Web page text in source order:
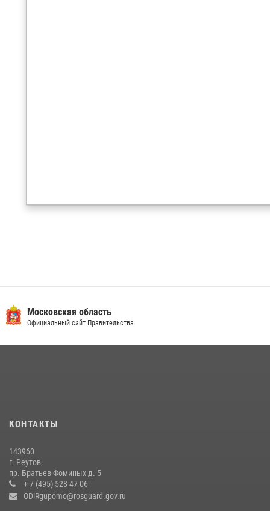
Московская область
Официальный сайт Правительства
КОНТАКТЫ
143960
г. Реутов,
пр. Братьев Фоминых д. 5
+ 7 (495) 528-47-06
ODiRgupomo@rosguard.gov.ru